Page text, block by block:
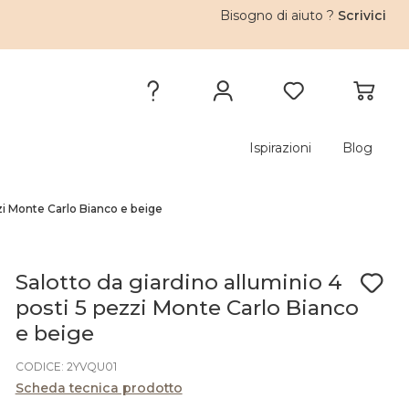
Bisogno di aiuto ? Scrivici
Ispirazioni Blog
Monte Carlo Bianco e beige
Salotto da giardino alluminio 4
posti 5 pezzi Monte Carlo Bianco
e beige
CODICE: 2YVQU01
Scheda tecnica prodotto